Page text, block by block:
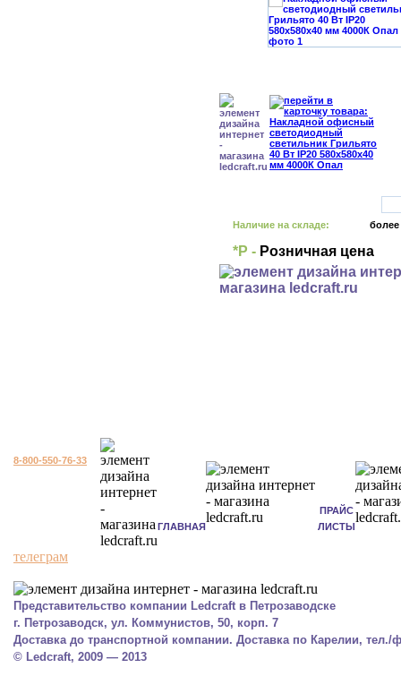
Наличие на складе: более
*Р - Розничная цена
8-800-550-76-33
ГЛАВНАЯ
ПРАЙС
ЛИСТЫ
телеграм
Представительство компании Ledcraft в Петрозаводске
г. Петрозаводск, ул. Коммунистов, 50, корп. 7
Доставка до транспортной компании. Доставка по Карелии, тел./
© Ledcraft, 2009 — 2013